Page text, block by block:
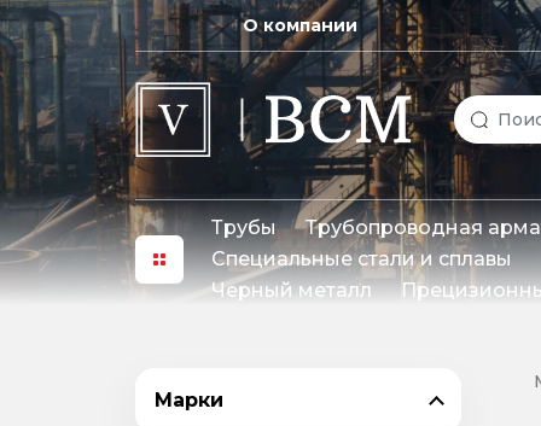
О компании
Трубы Трубопроводная
Специальные стали и сплавы
Черный металл
Марки